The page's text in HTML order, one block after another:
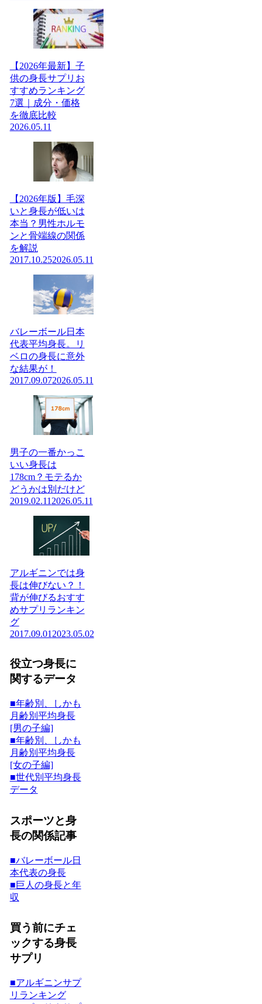
【2026年最新】子
供の身長サプリお
すすめランキング
7選｜成分・価格
を徹底比較
2026.05.11
【2026年版】毛深
いと身長が低いは
本当？男性ホルモ
ンと骨端線の関係
を解説
2017.10.252026.05.11
バレーボール日本
代表平均身長。リ
ベロの身長に意外
な結果が！
2017.09.072026.05.11
男子の一番かっこ
いい身長は
178cm？モテるか
どうかは別だけど
2019.02.112026.05.11
アルギニンでは身
長は伸びない？！
背が伸びるおすす
めサプリランキン
グ
2017.09.012023.05.02
役立つ身長に
関するデータ
■年齢別、しかも
月齢別平均身長
[男の子編]
■年齢別、しかも
月齢別平均身長
[女の子編]
■世代別平均身長
データ
スポーツと身
長の関係記事
■バレーボール日
本代表の身長
■巨人の身長と年
収
買う前にチェ
ックする身長
サプリ
■アルギニンサプ
リランキング